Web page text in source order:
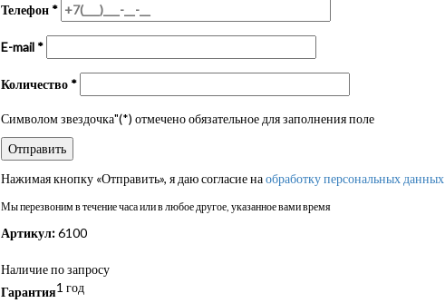
Телефон *
E-mail *
Количество *
Символом звездочка"(*) отмечено обязательное для заполнения поле
Нажимая кнопку «Отправить», я даю согласие наобработку персональных данных
Мы перезвоним в течение часа или в любое другое, указанное вами время
Артикул:6100
Наличие по запросу
Гарантия1 год